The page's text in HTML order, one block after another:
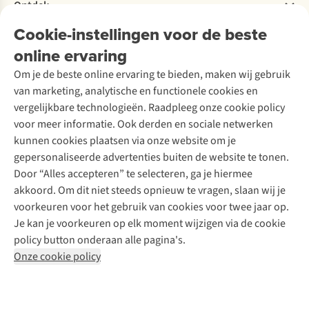
Cookie-instellingen voor de beste
online ervaring
Om je de beste online ervaring te bieden, maken wij gebruik
van marketing, analytische en functionele cookies en
vergelijkbare technologieën. Raadpleeg onze cookie policy
voor meer informatie. Ook derden en sociale netwerken
kunnen cookies plaatsen via onze website om je
gepersonaliseerde advertenties buiten de website te tonen.
Door “Alles accepteren” te selecteren, ga je hiermee
akkoord. Om dit niet steeds opnieuw te vragen, slaan wij je
voorkeuren voor het gebruik van cookies voor twee jaar op.
Je kan je voorkeuren op elk moment wijzigen via de cookie
policy button onderaan alle pagina's.
Onze cookie policy
Garantie
Contact
Over Ayacucho
Onze winkels
Over A.S.Adventure
Toegankelijkheidsverklaring
Ski-onderhoud
Wasservice
Schoenonderhoud
Schoenherstelling
Kledingherstelling
Retouches
Voor bedrijven
Ontdek
A.S.Magazine
Podcast
Explore Academy
Explore Camp
Gear Check
Inspiratie & advies
Meld je aan voor de nieuwsbrief
Follow us
Disclaimer Privacy Policy
Algemene voorwaarden
Cookie Policy